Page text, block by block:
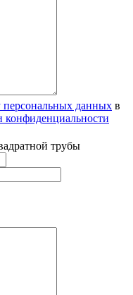
персональных данных в
конфиденциальности
трубы